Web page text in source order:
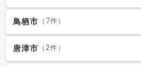
鳥栖市 （7件）
唐津市 （2件）